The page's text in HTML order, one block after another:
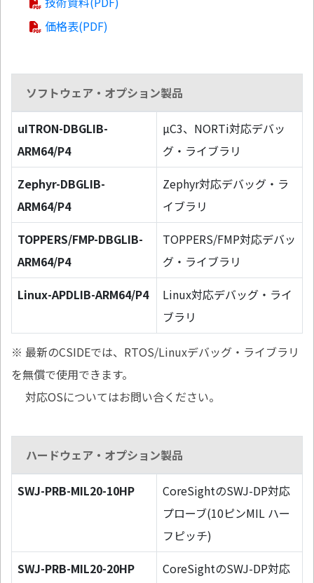
価格表(PDF)
ソフトウェア・オプション製品
uITRON-DBGLIB-
ARM64/P4
µC3、NORTi対応デバッ
グ・ライブラリ
Zephyr-DBGLIB-
ARM64/P4
Zephyr対応デバッグ・ラ
イブラリ
TOPPERS/FMP-DBGLIB-
ARM64/P4
TOPPERS/FMP対応デバッ
グ・ライブラリ
Linux-APDLIB-ARM64/P4
Linux対応デバッグ・ライ
ブラリ
※ 最新のCSIDEでは、RTOS/Linuxデバッグ・ライブラリ
を無償で使用できます。
対応OSについてはお問い合ください。
ハードウェア・オプション製品
SWJ-PRB-MIL20-10HP
CoreSightのSWJ-DP対応
プローブ(10ピンMIL ハー
フピッチ)
SWJ-PRB-MIL20-20HP
CoreSightのSWJ-DP対応